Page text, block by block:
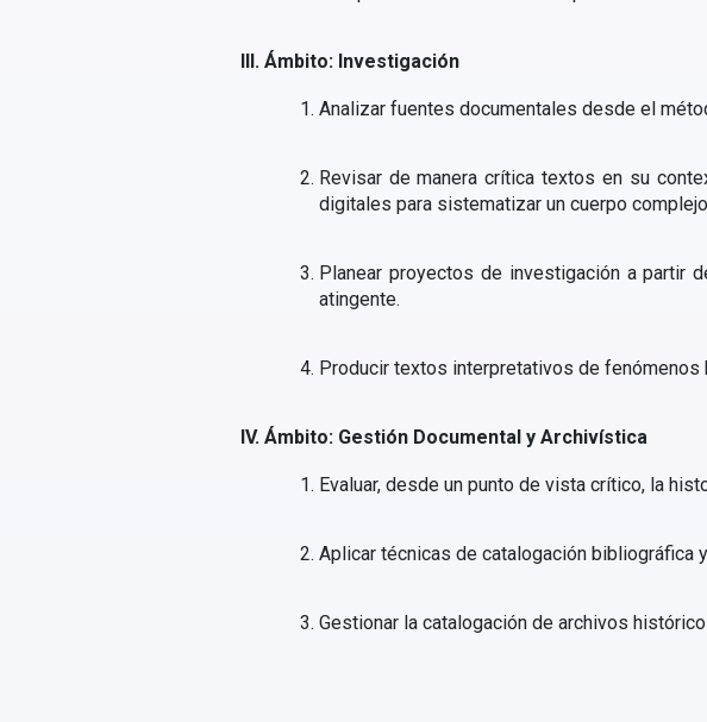
III. Ámbito: Investigación
Analizar fuentes documentales desde el
Revisar de manera crítica textos en su
digitales para sistematizar un cuerpo
Planear proyectos de investigación a partir
atingente.
Producir textos interpretativos de
IV. Ámbito: Gestión Documental y Archivística
Evaluar, desde un punto de vista crítico, la
Aplicar técnicas de catalogación bibliográfica
Gestionar la catalogación de archivos